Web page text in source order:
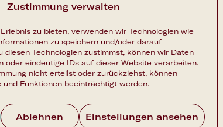
Zustimmung verwalten
zu bieten, verwenden wir Technologien wie
zu speichern und/oder darauf
diesen Technologien zustimmst, können wir Daten
oder eindeutige IDs auf dieser Website verarbeiten.
nicht erteilst oder zurückziehst, können
und Funktionen beeinträchtigt werden.
Ablehnen Einstellungen ansehen
Nach oben